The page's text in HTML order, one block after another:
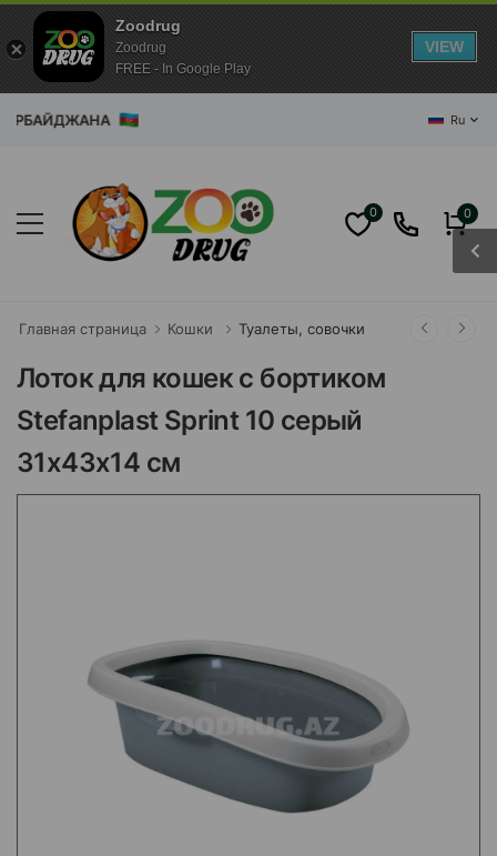
Ru
0 0
Главная страница Кошки Туалеты, совочки
Лоток для кошек с бортиком
Stefanplast Sprint 10 серый
31x43x14 см
Zoodrug
Zoodrug
FREE - In Google Play
VIEW